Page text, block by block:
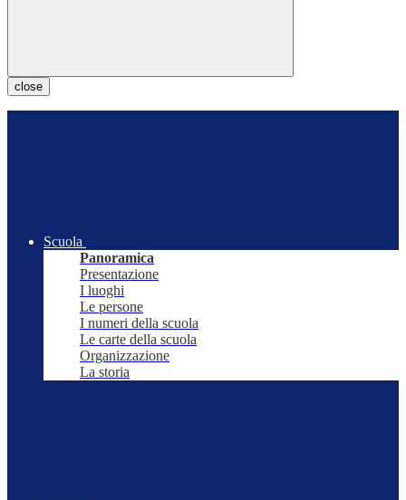
close
Scuola
Panoramica
Presentazione
I luoghi
Le persone
I numeri della scuola
Le carte della scuola
Organizzazione
La storia